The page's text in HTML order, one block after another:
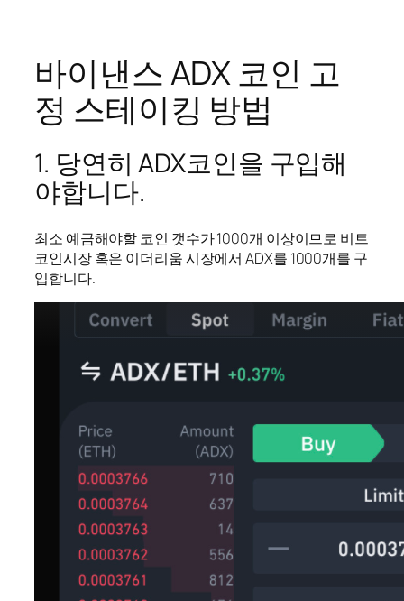
바이낸스 ADX 코인 고
정 스테이킹 방법
1. 당연히 ADX코인을 구입해
야합니다.
최소 예금해야할 코인 갯수가 1000개 이상이므로 비트
코인시장 혹은 이더리움 시장에서 ADX를 1000개를 구
입합니다.